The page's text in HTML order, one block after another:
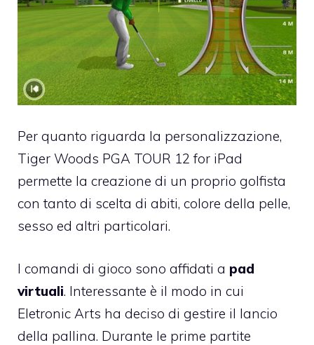
Per quanto riguarda la personalizzazione,
Tiger Woods PGA TOUR 12 for iPad
permette la creazione di un proprio golfista
con tanto di scelta di abiti, colore della pelle,
sesso ed altri particolari.
I comandi di gioco sono affidati a pad
virtuali. Interessante è il modo in cui
Eletronic Arts ha deciso di gestire il lancio
della pallina. Durante le prime partite